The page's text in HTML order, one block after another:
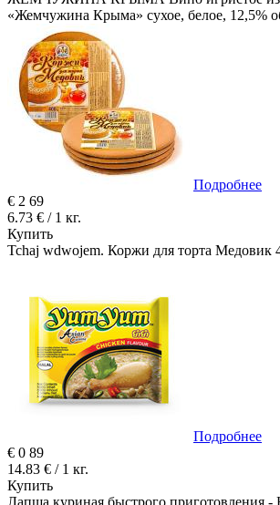
«Жемчужина Крыма» сухое, белое, 12,5%
Подробнее
€ 2 69
6.73 € / 1 кг.
Купить
Tchaj wdwojem. Коржи для торта Медовик
Подробнее
€ 0 89
14.83 € / 1 кг.
Купить